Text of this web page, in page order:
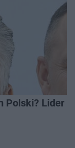
Polski? Lider